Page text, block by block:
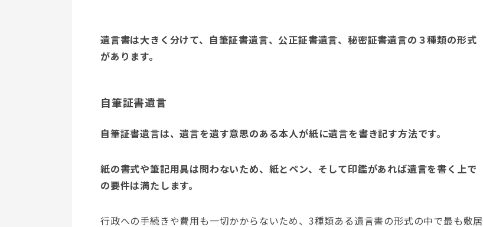
遺言書は大きく分けて、自筆証書遺言、公正証書遺言、秘密証書遺言の３種類の形式
があります。
自筆証書遺言
自筆証書遺言は、遺言を遺す意思のある本人が紙に遺言を書き記す方法です。
紙の書式や筆記用具は問わないため、紙とペン、そして印鑑があれば遺言を書く上で
の要件は満たします。
行政への手続きや費用も一切かからないため、3種類ある遺言書の形式の中で最も敷居